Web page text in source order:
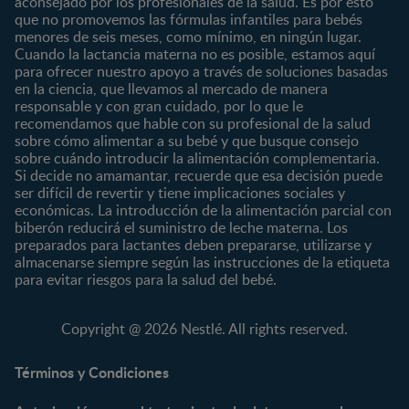
Nuestros Productos
Nuestras Marcas
4 a 6 meses
6 a 8 meses
8 a 12 meses
12 a 24 meses
Desde 2 años
Preescolar
Escolar
Paternidad
Vida en familia
Marcas
CERELAC®
GERBER®
KLIM®
NAN® 3
NAN® Optipro® 3
NAN® Supreme 3
Productos
Cereales Infantiles
Compotas y galletas
Fórmulas Infantiles
que no promovemos las fórmulas infantiles para bebés
menores de seis meses, como mínimo, en ningún lugar.
Cuando la lactancia materna no es posible, estamos aquí
para ofrecer nuestro apoyo a través de soluciones basadas
en la ciencia, que llevamos al mercado de manera
responsable y con gran cuidado, por lo que le
recomendamos que hable con su profesional de la salud
sobre cómo alimentar a su bebé y que busque consejo
sobre cuándo introducir la alimentación complementaria.
Si decide no amamantar, recuerde que esa decisión puede
ser difícil de revertir y tiene implicaciones sociales y
económicas. La introducción de la alimentación parcial con
biberón reducirá el suministro de leche materna. Los
preparados para lactantes deben prepararse, utilizarse y
almacenarse siempre según las instrucciones de la etiqueta
para evitar riesgos para la salud del bebé.
Copyright @ 2026 Nestlé. All rights reserved.
Términos y Condiciones